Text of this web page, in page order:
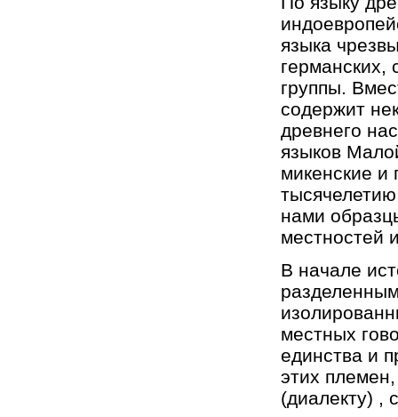
языка
германских,
группы.
содержит
древнего
языков
микенские и
нами
местностей
В начале
местных
единства и
этих
(диалекту) ,